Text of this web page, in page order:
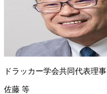
ドラッカー学会共同代表理事
佐藤 等